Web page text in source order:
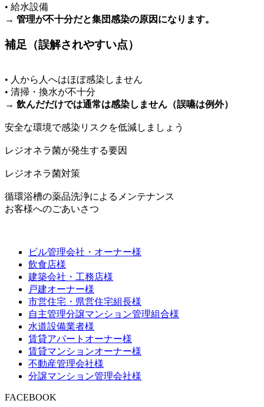
• 給水設備
→ 管理が不十分だと集団感染の原因になります。
補足（誤解されやすい点）
• 人から人へはほぼ感染しません
• 清掃・換水が不十分
→ 飲んだだけでは通常は感染しません（誤嚥は例外）
安全な環境で感染リスクを低減しましょう
レジオネラ菌が発生する要因
レジオネラ菌対策
循環浴槽の薬品洗浄によるメンテナンス
お客様へのごあいさつ
ビル管理会社・オーナー様
飲食店様
建築会社・工務店様
戸建オーナー様
市営住宅・県営住宅組長様
自主管理分譲マンション管理組合様
水道設備業者様
賃貸アパートオーナー様
賃貸マンションオーナー様
不動産管理会社様
分譲マンション管理会社様
FACEBOOK